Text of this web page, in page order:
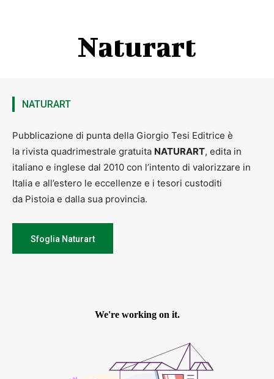
Naturart
NATURART
Pubblicazione di punta della Giorgio Tesi Editrice è
la rivista quadrimestrale gratuita NATURART, edita in
italiano e inglese dal 2010 con l’intento di valorizzare in
Italia e all’estero le eccellenze e i tesori custoditi
da Pistoia e dalla sua provincia.
Sfoglia Naturart